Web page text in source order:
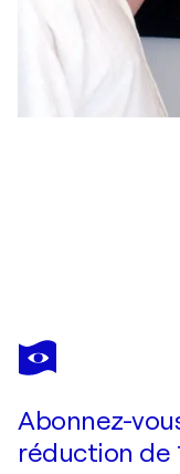
ARNOLD LIVINGSTONE
Monkey
Abonnez-
réduction de